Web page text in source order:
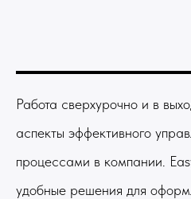
Работа сверхурочно и в
аспекты эффективного
процессами в компании.
удобные решения для